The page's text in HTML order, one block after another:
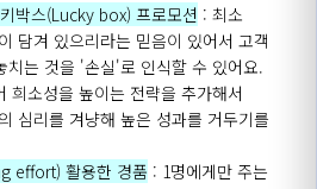
박스(Lucky box) 프로모션 : 최소
담겨 있으리라는 믿음이 있어서 고객
치는 것을 '손실'로 인식할 수 있어요.
희소성을 높이는 전략을 추가해서
심리를 겨냥해 높은 성과를 거두기를
effort) 활용한 경품 : 1명에게만 주는